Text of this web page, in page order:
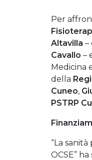
Per
Altavilla –
Cavallo –
Medicina
della
Cuneo,
PSTRP
“La
OCSE”